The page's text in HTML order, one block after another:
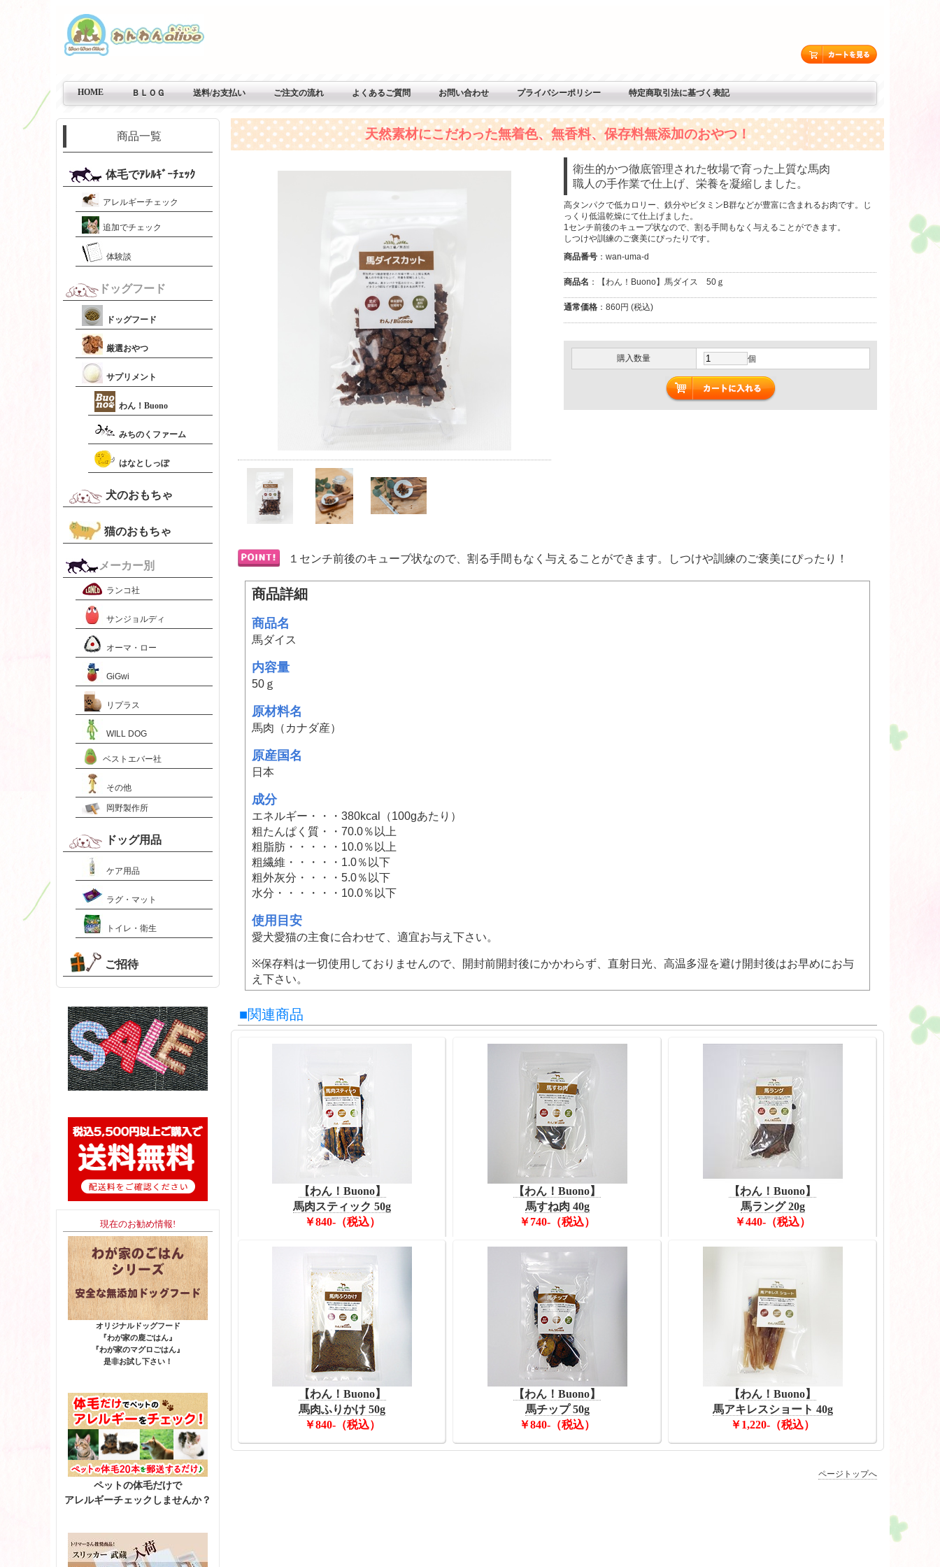
HOME ＢＬＯＧ 送料/お支払い ご注文の流れ よくあるご質問 お問い合わせ プライバシーポリシー 特定商取引法に基づく表記
天然素材にこだわった無着色、無香料、保存料無添加のおやつ！
衛生的かつ徹底管理された牧場で育った上質な馬肉
職人の手作業で仕上げ、栄養を凝縮しました。
高タンパクで低カロリー、鉄分やビタミンB群などが豊富に含まれるお肉です。じ
っくり低温乾燥にて仕上げました。
1センチ前後のキューブ状なので、割る手間もなく与えることができます。
しつけや訓練のご褒美にぴったりです。
商品番号 ：wan-uma-d
商品名 ：【わん！Buono】馬ダイス 50ｇ
通常価格 ：860円 (税込)
購入数量 個
１センチ前後のキューブ状なので、割る手間もなく与えることができます。しつけや訓練のご褒美にぴったり！
商品詳細
商品名
馬ダイス
内容量
50ｇ
原材料名
馬肉（カナダ産）
原産国名
日本
成分
エネルギー・・・380kcal（100gあたり）
粗たんぱく質・・70.0％以上
粗脂肪・・・・・10.0％以上
粗繊維・・・・・1.0％以下
粗外灰分・・・・5.0％以下
水分・・・・・・10.0％以下
使用目安
愛犬愛猫の主食に合わせて、適宜お与え下さい。
※保存料は一切使用しておりませんので、開封前開封後にかかわらず、直射日光、高温多湿を避け開封後はお早めにお与
え下さい。
■関連商品
【わん！Buono】
馬肉スティック 50g
￥840-（税込）
【わん！Buono】
馬すね肉 40g
￥740-（税込）
【わん！Buono】
馬ラング 20g
￥440-（税込）
【わん！Buono】
馬肉ふりかけ 50g
￥840-（税込）
【わん！Buono】
馬チップ 50g
￥840-（税込）
【わん！Buono】
馬アキレスショート 40g
￥1,220-（税込）
ページトップへ
商品一覧
体毛でｱﾚﾙｷﾞｰﾁｪｯｸ
アレルギーチェック
追加でチェック
体験談
ドッグフード
ドッグフード
厳選おやつ
サプリメント
わん！Buono
みちのくファーム
はなとしっぽ
犬のおもちゃ
猫のおもちゃ
メーカー別
ランコ社
サンジョルディ
オーマ・ロー
GiGwi
リプラス
WILL DOG
ベストエバー社
その他
岡野製作所
ドッグ用品
ケア用品
ラグ・マット
トイレ・衛生
ご招待
現在のお勧め情報!
オリジナルドッグフード
『わが家の鹿ごはん』
『わが家のマグロごはん』
是非お試し下さい！
ペットの体毛だけで
アレルギーチェックしませんか？